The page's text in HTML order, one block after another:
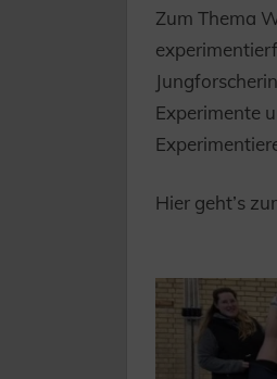
Zum Thema
Experimente
Hier geht’s